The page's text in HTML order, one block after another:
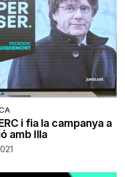
i fia la campanya a
amb Illa